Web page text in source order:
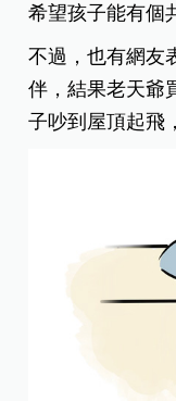
希望孩子能有個
不過，也有網友
伴，結果老天爺
子吵到屋頂起飛